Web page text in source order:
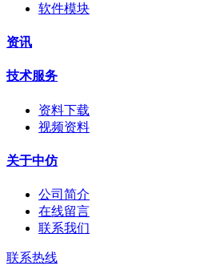
软件模块
资讯
技术服务
资料下载
视频资料
关于中仿
公司简介
在线留言
联系我们
联系热线